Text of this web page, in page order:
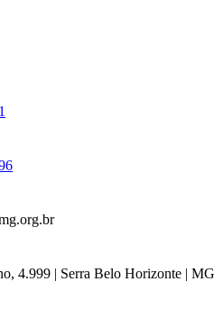
4.999 | Serra Belo Horizonte | MG